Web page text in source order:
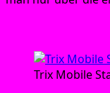
Trix Mobi­le